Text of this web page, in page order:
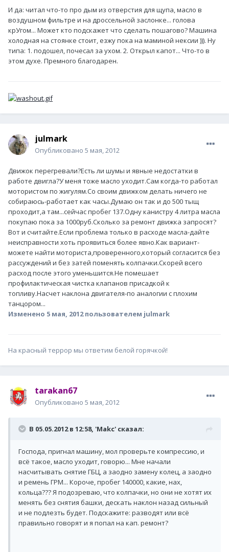
И да: читал что-то про дым из отверстия для щупа, масло в
воздушном фильтре и на дроссельной заслонке... голова
крУгом... Может кто подскажет что сделать пошагово? Машина
холодная на стоянке стоит, езжу пока на маминой нексии ))). Ну
типа: 1. подошел, почесал за ухом. 2. Открыл капот... Что-то в
этом духе. Премного благодарен.
julmark
Опубликовано 5 мая, 2012
Движок перегревали?Есть ли шумы и явные недостатки в
работе двигла?У меня тоже масло уходит.Сам когда-то работал
мотористом по жигулям.Со своим движком делать ничего не
собираюсь-работает как часы.Думаю он так и до 500 тыщ
проходит,а там...сейчас пробег 137.Одну канистру 4 литра масла
покупаю пока за 1000руб.Сколько за ремонт движка запросят?
Вот и считайте.Если проблема только в расходе масла-дайте
неисправности хоть проявиться более явно.Как вариант-
можете найти моториста,проверенного,который согласится без
рассуждений и без затей поменять колпачки.Скорей всего
расход после этого уменьшится.Не помешает
профилактическая чистка клапанов присадкой к
топливу.Насчет наклона двигателя-по аналогии с плохим
танцором...
Изменено 5 мая, 2012пользователем julmark
На красный террор мы ответим белой горячкой!
tarakan67
Опубликовано 5 мая, 2012
В 05.05.2012 в 12:58, 'Makc' сказал:
Господа, пригнал машину, мол проверьте компрессию, и
всё такое, масло уходит, говорю... Мне начали
насчитывать снятие ГБЦ, а заодно замену колец, а заодно
и ремень ГРМ... Короче, пробег 140000, какие, нах,
кольца??? Я подозреваю, что колпачки, но они не хотят их
менять без снятия башки, дескать наклон назад сильный
и не подлезть будет. Подскажите: разводят или всё
правильно говорят и я попал на кап. ремонт?